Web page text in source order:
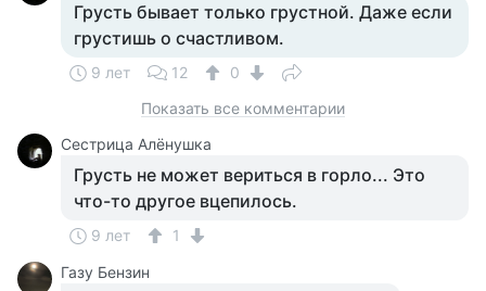
Грусть бывает только грустной. Даже если
грустишь о счастливом.
9 лет 12
0
Показать все комментарии
Сестрица Алёнушка
Грусть не может вериться в горло... Это
что-то другое вцепилось.
9 лет
1
Газу Бензин